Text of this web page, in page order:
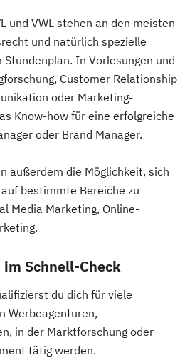
und VWL stehen an den meisten
und natürlich spezielle
In Vorlesungen und
Customer Relationship
oder Marketing-
Know-how für eine erfolgreiche
oder Brand Manager.
außerdem die Möglichkeit, sich
bestimmte Bereiche zu
Media Marketing, Online-
Schnell-Check
du dich für viele
Werbeagenturen,
in der Marktforschung oder
tätig werden.